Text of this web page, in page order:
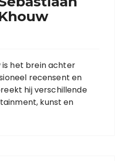
is het brein achter
recensent en
hij verschillende
kunst en